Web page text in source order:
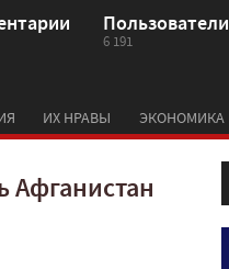
Пользователи
6 191
ИХ НРАВЫ ЭКОНОМИКА
Афганистан